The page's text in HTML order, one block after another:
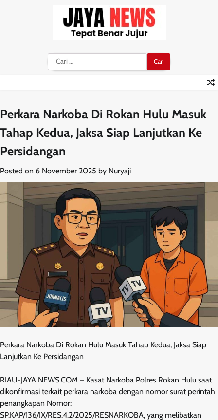
Cari
untuk:
Perkara Narkoba Di Rokan Hulu Masuk
Tahap Kedua, Jaksa Siap Lanjutkan Ke
Persidangan
Posted on 6 November 2025 by Nuryaji
Perkara Narkoba Di Rokan Hulu Masuk Tahap Kedua, Jaksa Siap
Lanjutkan Ke Persidangan
RIAU-JAYA NEWS.COM – Kasat Narkoba Polres Rokan Hulu saat
dikonfirmasi terkait perkara narkoba dengan nomor surat perintah
penangkapan Nomor:
SP.KAP/136/IX/RES.4.2/2025/RESNARKOBA, yang melibatkan